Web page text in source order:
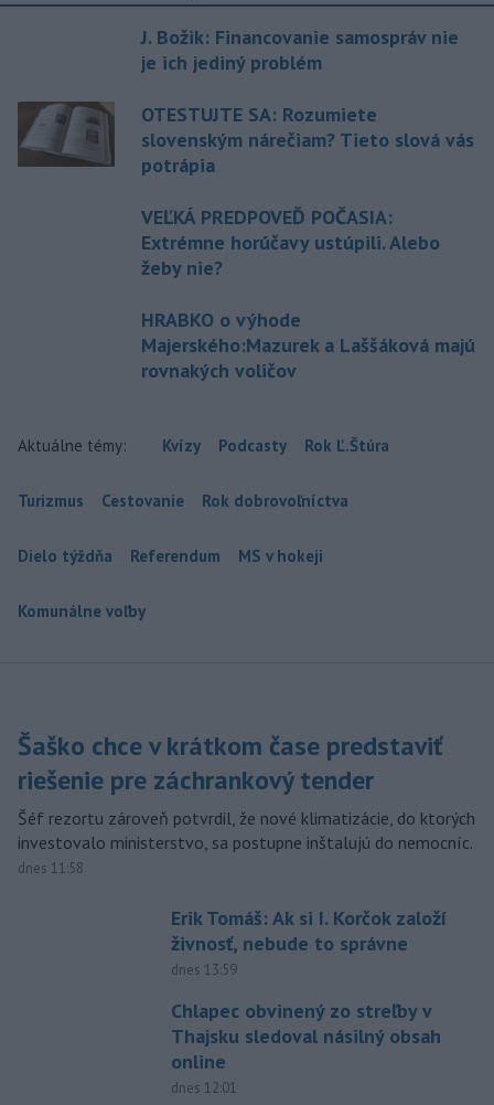
J. Božik: Financovanie samospráv nie
je ich jediný problém
OTESTUJTE SA: Rozumiete
slovenským nárečiam? Tieto slová vás
potrápia
VEĽKÁ PREDPOVEĎ POČASIA:
Extrémne horúčavy ustúpili. Alebo
žeby nie?
HRABKO o výhode
Majerského:Mazurek a Laššáková majú
rovnakých voličov
Aktuálne témy: Kvízy Podcasty Rok Ľ.Štúra
Turizmus Cestovanie Rok dobrovoľníctva
Dielo týždňa Referendum MS v hokeji
Komunálne voľby
Šaško chce v krátkom čase predstaviť
riešenie pre záchrankový tender
Šéf rezortu zároveň potvrdil, že nové klimatizácie, do ktorých
investovalo ministerstvo, sa postupne inštalujú do nemocníc.
dnes 11:58
Erik Tomáš: Ak si I. Korčok založí
živnosť, nebude to správne
dnes 13:59
Chlapec obvinený zo streľby v
Thajsku sledoval násilný obsah
online
dnes 12:01